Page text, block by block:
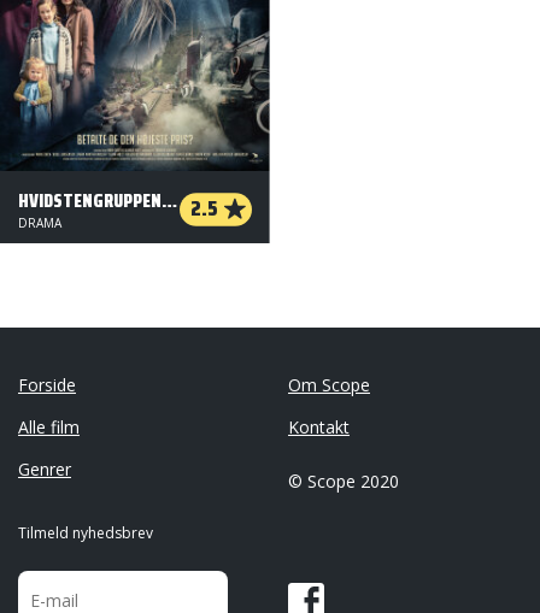
HVIDSTENGRUPPEN II - DE EFTERLADTE 2.5
DRAMA
Forside
Alle film
Genrer
Om Scope
Kontakt
© Scope 2020
Tilmeld nyhedsbrev